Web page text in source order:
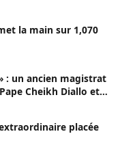
la main sur 1,070
: un ancien magistrat
Cheikh Diallo et
placée